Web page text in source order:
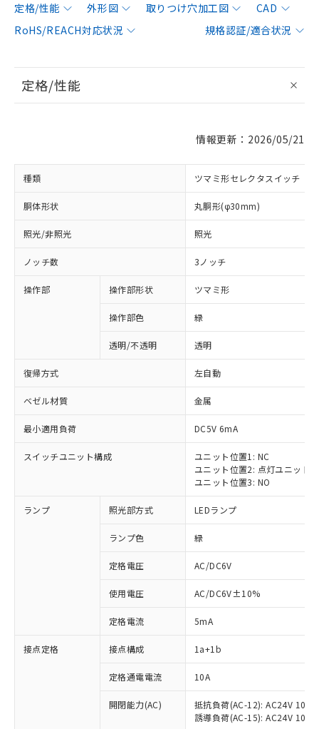
定格/性能 外形図 取りつけ穴加工図
CAD
RoHS/REACH対応状況
規格認証/適合状況
定格/性能
情報更新：2026/05/21
種類 ツマミ形セレクタスイッチ
胴体形状 丸胴形(φ30mm)
照光/非照光 照光
ノッチ数 3ノッチ
操作部 操作部形状 ツマミ形
操作部色 緑
透明/不透明 透明
復帰方式 左自動
ベゼル材質 金属
最小適用負荷 DC5V 6mA
スイッチユニット構成
ユニット位置1: NC
ユニット位置2: 点灯ユニット
ユニット位置3: NO
ランプ 照光部方式 LEDランプ
ランプ色 緑
定格電圧 AC/DC6V
使用電圧 AC/DC6V±10%
定格電流 5mA
接点定格 接点構成 1a+1b
定格通電電流 10A
開閉能力(AC)
抵抗負荷(AC-12): AC24V 10A/
誘導負荷(AC-15): AC24V
ご利用条件
ご利用ください。
非含有に対応した製品が提供可能な商品で
有に対応した製品に切り替える予定のある
対応予定なし：EU RoHS指令（10物質）の
非含有に非対応の商品で、対応品を出す予
定はありません。
調査・確認中：EU RoHS指令（10物質）の